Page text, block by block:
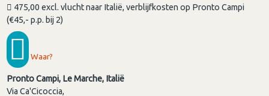
475,00 excl. vlucht naar Italië, verblijfkosten op Pronto Campi
(€45,- p.p. bij 2)
Waar?
Pronto Campi, Le Marche, Italië
Via Ca'Cicoccia,